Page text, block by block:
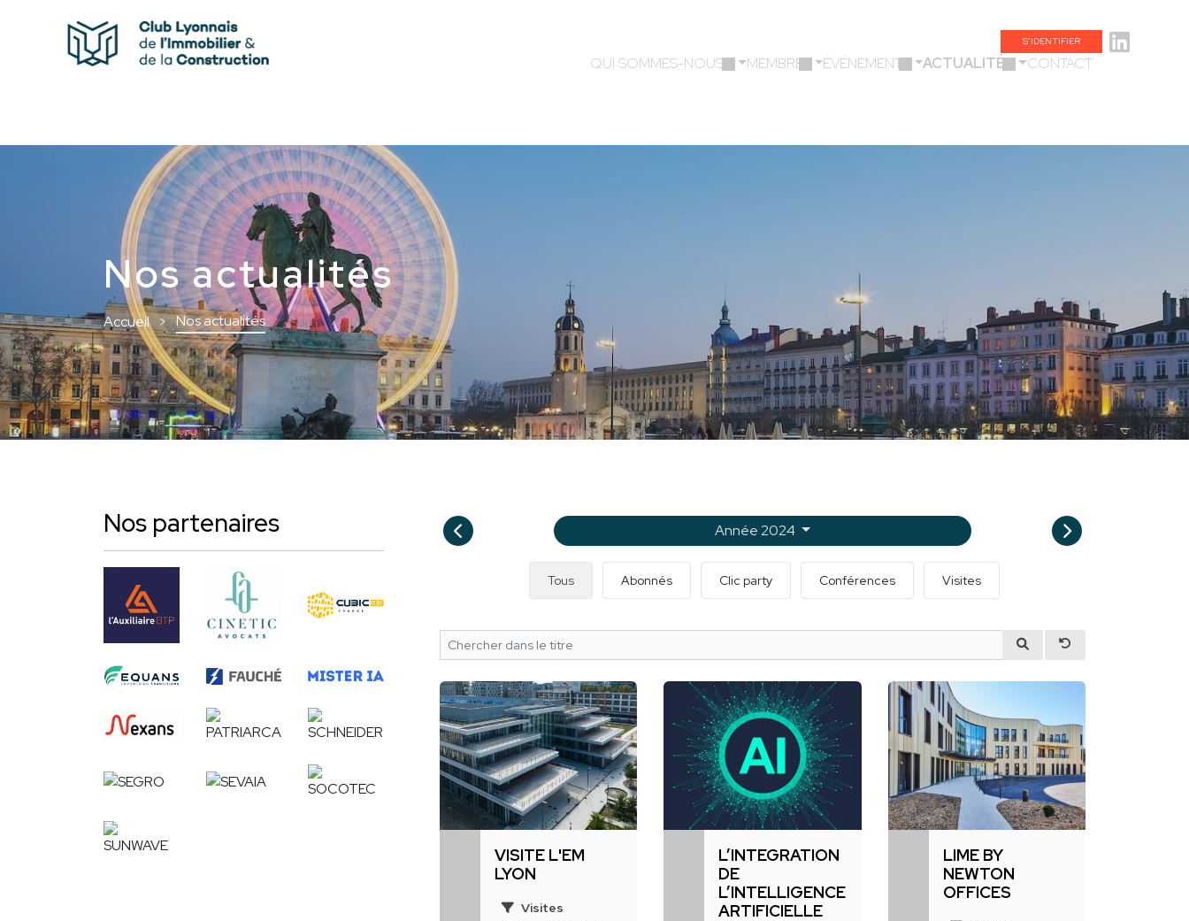
S’IDENTIFIER
QUI SOMMES-NOUS ? MEMBRES ÉVÉNEMENTS ACTUALITÉS CONTACT
Nos actualités
Accueil Nos actualités
Année 2024
Tous Abonnés Clic party Conférences Visites
VISITE L'EM
LYON
Visites
L’INTEGRATION
DE
L’INTELLIGENCE
ARTIFICIELLE
LIME BY
NEWTON
OFFICES
Nos partenaires